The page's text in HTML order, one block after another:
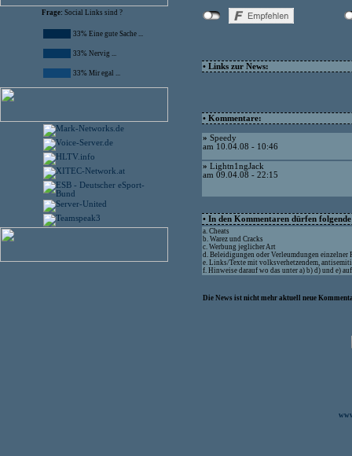
Frage: Social Links sind ?
33% Eine gute Sache ...
33% Nervig ...
33% Mir egal ...
• Links zur News:
• Kommentare:
» Speedy
am 10.04.08 - 10:46
» Lightn1ngJack
am 09.04.08 - 22:15
• In den Kommentaren dürfen
a. Cheats
b. Warez und Cracks
c. Werbung jeglicher Art
d. Beleidigungen oder Verleumdungen einzelner
e. Links/Texte mit volksverhetzendem,
f. Hinweise darauf wo das unter a) b) d) und e)
Die News ist nicht mehr aktuell neue